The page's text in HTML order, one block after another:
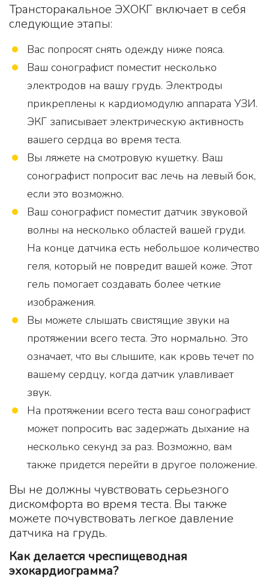
Трансторакальное ЭХОКГ включает в себя
следующие этапы:
Вас попросят снять одежду ниже пояса.
Ваш сонографист поместит несколько
электродов на вашу грудь. Электроды
прикреплены к кардиомодулю аппарата УЗИ.
ЭКГ записывает электрическую активность
вашего сердца во время теста.
Вы ляжете на смотровую кушетку. Ваш
сонографист попросит вас лечь на левый бок,
если это возможно.
Ваш сонографист поместит датчик звуковой
волны на несколько областей вашей груди.
На конце датчика есть небольшое количество
геля, который не повредит вашей коже. Этот
гель помогает создавать более четкие
изображения.
Вы можете слышать свистящие звуки на
протяжении всего теста. Это нормально. Это
означает, что вы слышите, как кровь течет по
вашему сердцу, когда датчик улавливает
звук.
На протяжении всего теста ваш сонографист
может попросить вас задержать дыхание на
несколько секунд за раз. Возможно, вам
также придется перейти в другое положение.
Вы не должны чувствовать серьезного
дискомфорта во время теста. Вы также
можете почувствовать легкое давление
датчика на грудь.
Как делается чреспищеводная
эхокардиограмма?